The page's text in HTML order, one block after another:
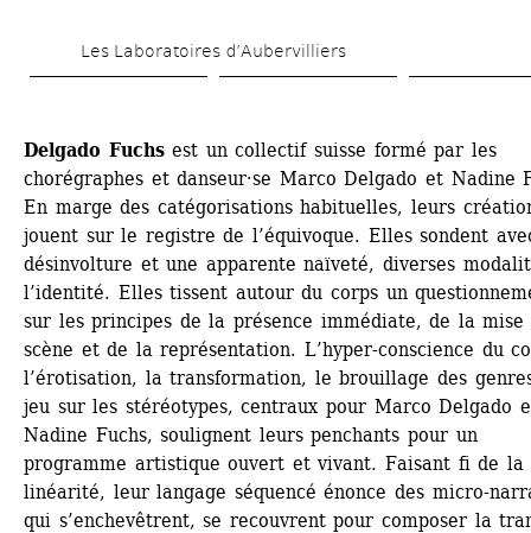
to
Les Laboratoires d’Aubervilliers
Delgado Fuchs est un collectif suisse formé par les
chorégraphes et danseur·se Marco Delgado et Nadine
En marge des catégorisations habituelles, leurs
jouent sur le registre de l’équivoque. Elles sondent
désinvolture et une apparente naïveté, diverses
l’identité. Elles tissent autour du corps un
sur les principes de la présence immédiate, de la mise
scène et de la représentation. L’hyper-conscience du
l’érotisation, la transformation, le brouillage des
jeu sur les stéréotypes, centraux pour Marco Delgado
Nadine Fuchs, soulignent leurs penchants pour un
programme artistique ouvert et vivant. Faisant fi de la
linéarité, leur langage séquencé énonce des micro-
qui s’enchevêtrent, se recouvrent pour composer la